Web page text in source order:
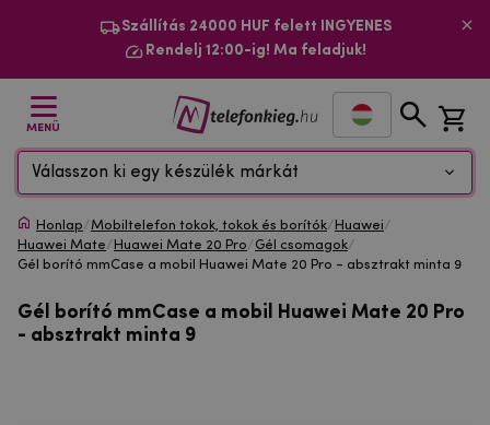
Szállítás 24000 HUF felett INGYENES
Rendelj 12:00-ig! Ma feladjuk!
MENÜ
Válasszon ki egy készülék márkát
Honlap/Mobiltelefon tokok, tokok és borítók/ Huawei/
Huawei Mate/ Huawei Mate 20 Pro/Gél csomagok/
Gél borító mmCase a mobil Huawei Mate 20 Pro - absztrakt minta 9
Gél borító mmCase a mobil Huawei Mate 20 Pro
- absztrakt minta 9